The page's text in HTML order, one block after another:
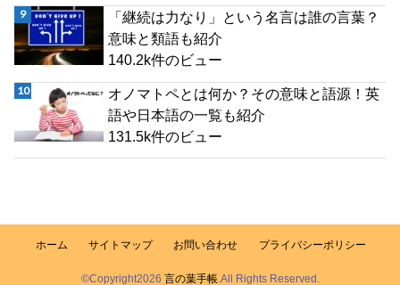
「継続は力なり」という名言は誰の言葉？
意味と類語も紹介
140.2k件のビュー
オノマトペとは何か？その意味と語源！英
語や日本語の一覧も紹介
131.5k件のビュー
ホーム サイトマップ お問い合わせ プライバシーポリシー
©Copyright2026 言の葉手帳.All Rights Reserved.